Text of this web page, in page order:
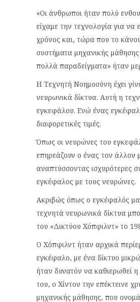
«Οι άνθρωποι ήταν πολύ
είχαμε την τεχνολογία για
χρόνος και, τώρα που το
συστήματα μηχανικής
πολλά παραδείγματα» ήταν
Η Τεχνητή Νοημοσύνη έχει
νευρωνικά δίκτυα. Αυτή η
εγκεφάλου. Ενώ ένας
διαφορετικές τιμές.
Όπως οι νευρώνες του
επηρεάζουν ο ένας τον άλλον
αναπτύσσοντας ισχυρότερες
εγκέφαλος με τους νευρώνες.
Ακριβώς όπως ο εγκέφαλός
τεχνητά νευρωνικά δίκτυα
του «Δικτύου Χόπφιλντ» το
Ο Χόπφιλντ ήταν αρχικά
εγκέφαλο, με ένα δίκτυο
ήταν δυνατόν να καθιερωθεί
του, ο Χίντον την επέκτεινε
μηχανικής μάθησης, που